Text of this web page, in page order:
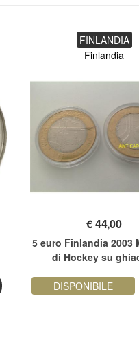
FINLANDIA
Finlandia
€44,00
5 euro Finlandia 2003
di Hockey su
DISPONIBILE